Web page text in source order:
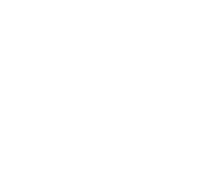
Une victoire aboutie,
l'après-midi parfait à
samedi soir à Lens
et pourquoi pas,